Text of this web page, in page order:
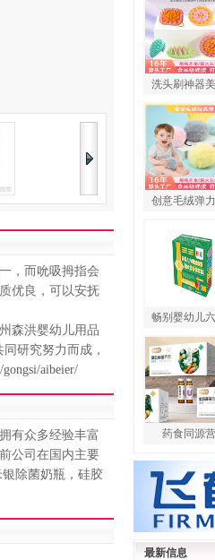
，而吮吸拇指会
优良，可以安抚
森洪婴幼儿用品
研究努力而成，
aibeier/
有众多经验丰富
公司在国内主要
银除菌奶瓶，硅胶
洗头刷神器
创意毛绒弹
畅别婴幼儿
药食同源
最新信息